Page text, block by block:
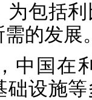
为包括
的发展
中国在
础设施